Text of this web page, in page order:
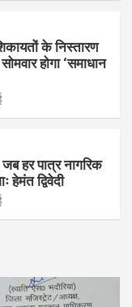
के निस्तारण
होगा ‘समाधान
हर पात्र नागरिक
हेमंत द्विवेदी